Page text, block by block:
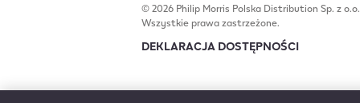
© 2026 Philip Morris Polska Distribution Sp. z o.o.
Wszystkie prawa zastrzeżone.
DEKLARACJA DOSTĘPNOŚCI